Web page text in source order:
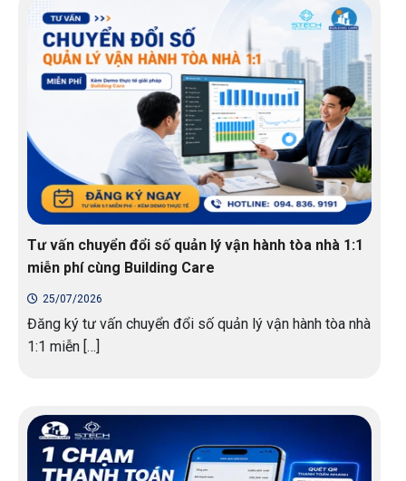
Tư vấn chuyển đổi số quản lý vận hành tòa nhà 1:1
miễn phí cùng Building Care
25/07/2026
Đăng ký tư vấn chuyển đổi số quản lý vận hành tòa nhà
1:1 miễn […]